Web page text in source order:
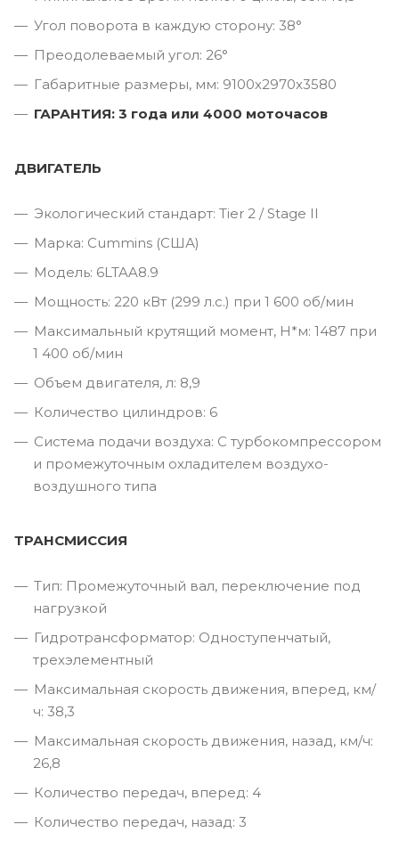
Угол поворота в каждую сторону: 38°
Преодолеваемый угол: 26°
Габаритные размеры, мм: 9100х2970х3580
ГАРАНТИЯ: 3 года или 4000 моточасов
ДВИГАТЕЛЬ
Экологический стандарт: Tier 2 / Stage II
Марка: Cummins (США)
Модель: 6LTAA8.9
Мощность: 220 кВт (299 л.с.) при 1 600 об/мин
Максимальный крутящий момент, Н*м: 1487 при
1 400 об/мин
Объем двигателя, л: 8,9
Количество цилиндров: 6
Система подачи воздуха: С турбокомпрессором
и промежуточным охладителем воздухо-
воздушного типа
ТРАНСМИССИЯ
Тип: Промежуточный вал, переключение под
нагрузкой
Гидротрансформатор: Одноступенчатый,
трехэлементный
Максимальная скорость движения, вперед, км/
ч: 38,3
Максимальная скорость движения, назад, км/ч:
26,8
Количество передач, вперед: 4
Количество передач, назад: 3